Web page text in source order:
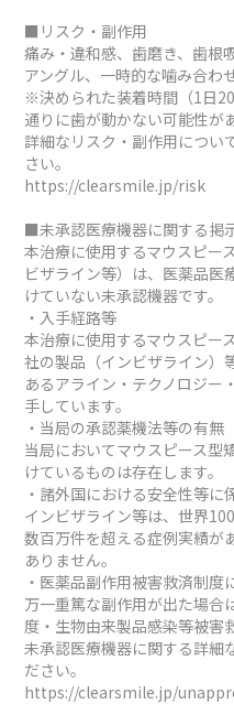
■リスク・副作用
痛み・違和感、歯磨き、歯根
アングル、一時的な噛み合わ
※決められた装着時間（1日
通りに歯が動かない可能性が
詳細なリスク・副作用につい
さい。
https://clearsmile.jp/risk
■未承認医療機器に関する掲
本治療に使用するマウスピー
ビザライン等）は、医薬品医
けていない未承認機器です。
・入手経路等
本治療に使用するマウスピー
社の製品（インビザライン）
あるアライン・テクノロジー
手しています。
・当局の承認薬機法等の有無
当局においてマウスピース型
けているものは存在します。
・諸外国における安全性等に
インビザライン等は、世界
数百万件を超える症例実績が
ありません。
・医薬品副作用被害救済制度
万一重篤な副作用が出た場合
度・生物由来製品感染等被害
未承認医療機器に関する詳細
ださい。
https://clearsmile.jp/